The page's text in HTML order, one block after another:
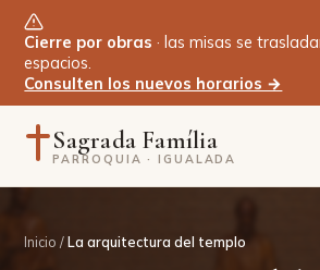
Cierre por obras · las misas se
espacios.
Consulten los nuevos horarios →
Sagrada Família
PARROQUIA · IGUALADA
Inicio
Inicio /La arquitectura del templo